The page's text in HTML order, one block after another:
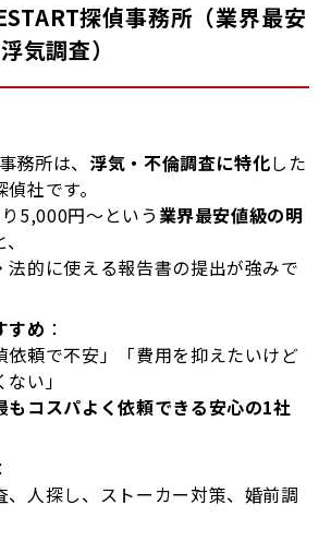
探偵事務所（業界最安
気調査）
務所は、 浮気・不倫調査に特化した
社です。
5,000円〜という 業界最安値級の明
法的に使える報告書の提出が強みで
すめ ：
依頼で不安」「費用を抑えたいけど
い」
もコスパよく依頼できる安心の1社
、人探し、ストーカー対策、婚前調